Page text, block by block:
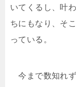
いてくるし、叶
ちにもなり、そ
っている。
今まで数知れ